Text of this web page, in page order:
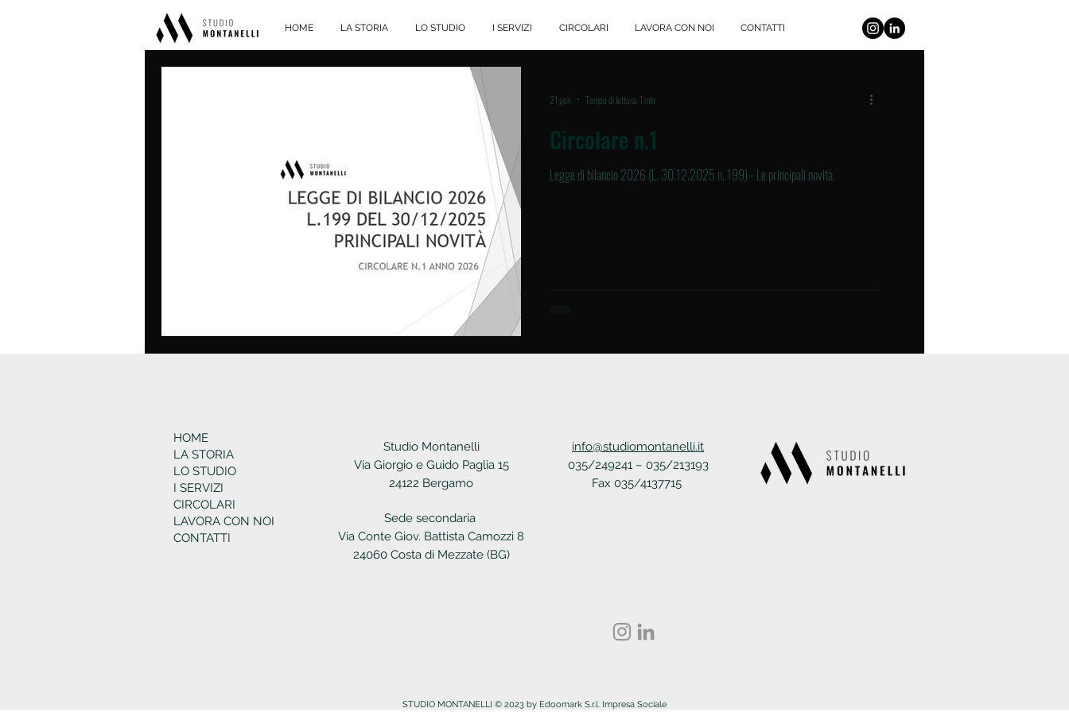
HOME LA STORIA LO STUDIO I SERVIZI CIRCOLARI LAVORA CON NOI CONTATTI
Circolare n.1
Legge di bilancio 2026 (L. 30.12.2025 n. 199) - Le principali novità.
21 gen Tempo di lettura: 1 min
HOME
LA STORIA
LO STUDIO
I SERVIZI
CIRCOLARI
LAVORA CON NOI
CONTATTI
Studio Montanelli
Via Giorgio e Guido Paglia 15
24122 Bergamo
Sede secondaria
Via Conte Giov. Battista Camozzi 8
24060 Costa di Mezzate (BG)
info@studiomontanelli.it
035/249241 – 035/213193
Fax 035/4137715
STUDIO MONTANELLI © 2023 by Edoomark S.r.l. Impresa Sociale